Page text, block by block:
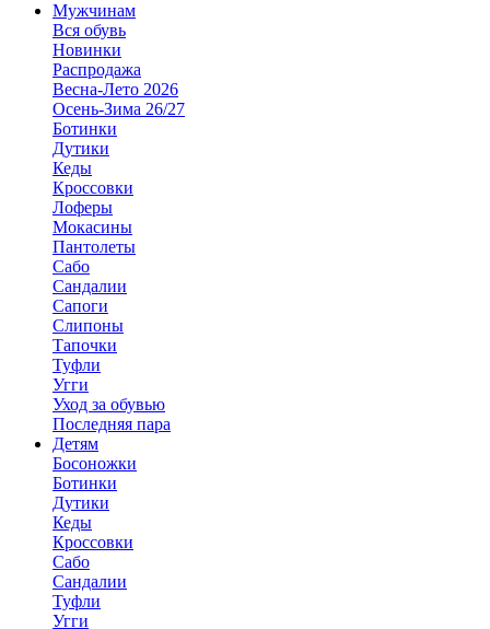
Мужчинам
Вся обувь
Новинки
Распродажа
Весна-Лето 2026
Осень-Зима 26/27
Ботинки
Дутики
Кеды
Кроссовки
Лоферы
Мокасины
Пантолеты
Сабо
Сандалии
Сапоги
Слипоны
Тапочки
Туфли
Угги
Уход за обувью
Последняя пара
Детям
Босоножки
Ботинки
Дутики
Кеды
Кроссовки
Сабо
Сандалии
Туфли
Угги